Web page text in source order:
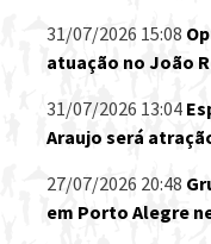
31/07/2026 15:08
atuação no João
31/07/2026 13:04
Araujo será
27/07/2026 20:48
em Porto Alegre